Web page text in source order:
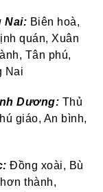
Nai: Biên hoà,
quán, Xuân
Tân phú,
Nai
Dương: Thủ
giáo, An bình,
Đồng xoài, Bù
thành,